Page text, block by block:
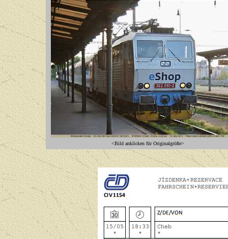
<Bild anklicken für Originalgröße>